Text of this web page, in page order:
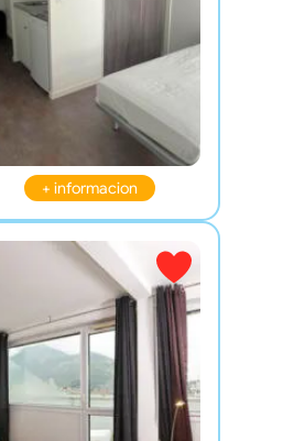
+ informacion